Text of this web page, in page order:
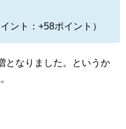
ント：+58ポイント）
となりました。というか